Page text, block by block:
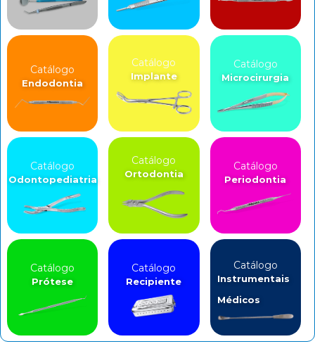
Catálogo
Endodontia
Catálogo
Implante
Catálogo
Microcirurgia
Catálogo
Odontopediatria
Catálogo
Ortodontia
Catálogo
Periodontia
Catálogo
Prótese
Catálogo
Recipiente
Catálogo
Instrumentais
Médicos